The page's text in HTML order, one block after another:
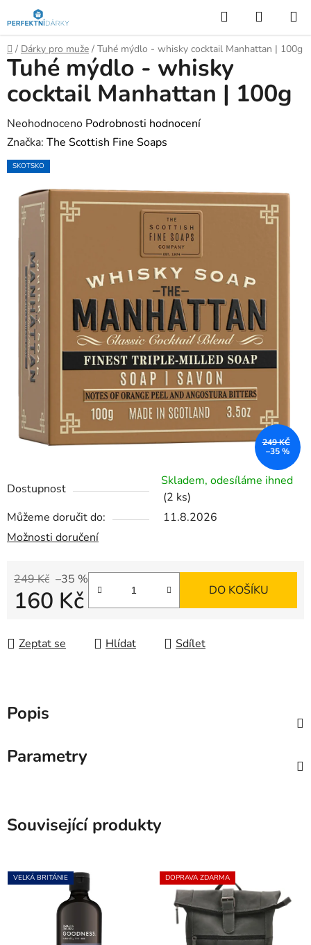
na
obsah
Hledat
KOŠÍK
Domů
/ Dárky pro muže / Tuhé mýdlo - whisky cocktail Manhattan | 100g
Dostupnost
Skladem, odesíláme ihned
(2 ks)
Můžeme doručit do:
11.8.2026
Možnosti doručení
249 Kč –35 %
160 Kč DO KOŠÍKU
Zeptat se Hlídat Sdílet
Tuhé mýdlo - whisky
cocktail Manhattan | 100g
Průměrné
hodnocení
produktu
0,0
hvězdiček.
Neohodnoceno Podrobnosti hodnocení
Značka: The Scottish Fine Soaps
SKOTSKO
249 KČ
–35 %
Popis
Parametry
Související produkty
VELKÁ BRITÁNIE DOPRAVA ZDARMA